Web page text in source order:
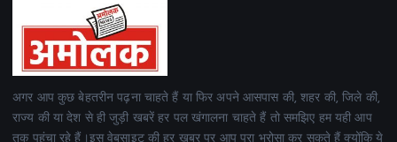
अगर आप कुछ बेहतरीन पढ़ना चाहते हैं या फिर अपने आसपास की, शहर की, जिले की,
राज्य की या देश से ही जुड़ी खबरें हर पल खंगालना चाहते हैं तो समझिए हम यही आप
तक पहुंचा रहे हैं।इस वेबसाइट की हर खबर पर आप पूरा भरोसा कर सकते हैं क्योंकि ये